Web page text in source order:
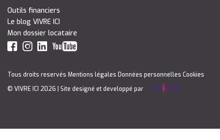
Outils financiers
Le blog VIVRE ICI
Mon dossier locataire
Tous droits reservés Mentions légales Données personnelles Cookies
© VIVRE ICI 2026
| Site designé et developpé par